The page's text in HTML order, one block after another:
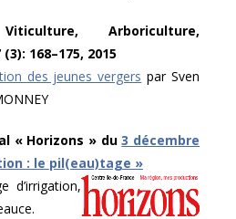
Arboriculture,
168–175, 2015
des jeunes vergers par Sven
« Horizons » du3 décembre
: le pil(eau)tage »
d’irrigation,